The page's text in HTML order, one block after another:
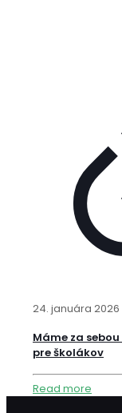
24. januára 2026
Máme za
pre školákov
Read more